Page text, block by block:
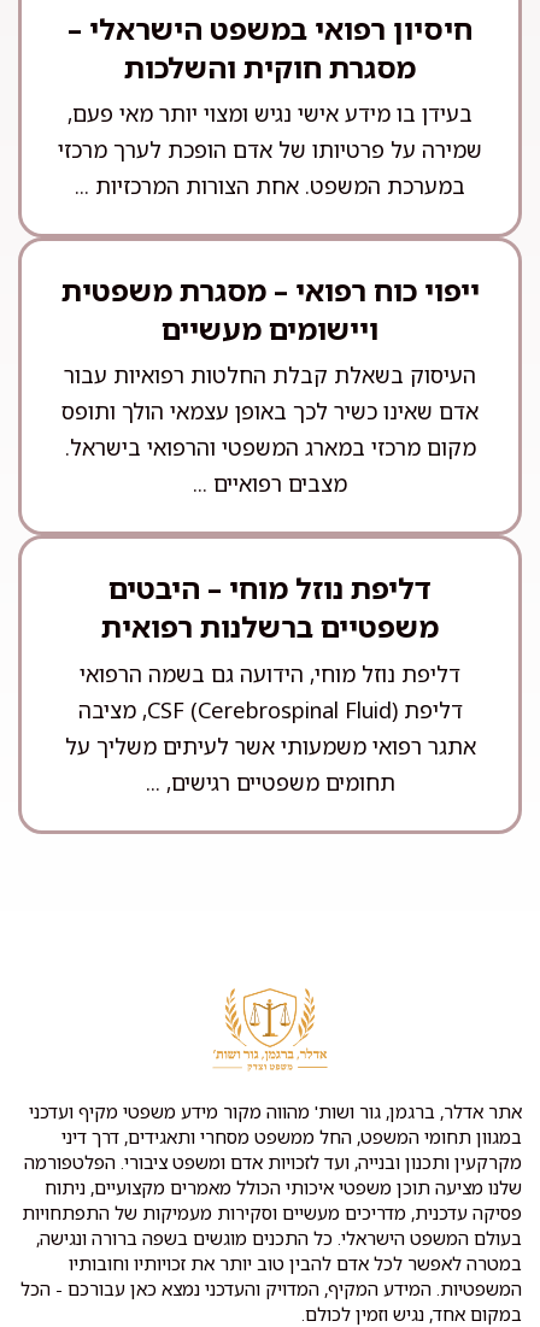
חיסיון רפואי במשפט הישראלי –
מסגרת חוקית והשלכות
בעידן בו מידע אישי נגיש ומצוי יותר מאי פעם,
שמירה על פרטיותו של אדם הופכת לערך מרכזי
במערכת המשפט. אחת הצורות המרכזיות ...
ייפוי כוח רפואי – מסגרת משפטית
ויישומים מעשיים
העיסוק בשאלת קבלת החלטות רפואיות עבור
אדם שאינו כשיר לכך באופן עצמאי הולך ותופס
מקום מרכזי במארג המשפטי והרפואי בישראל.
מצבים רפואיים ...
דליפת נוזל מוחי – היבטים
משפטיים ברשלנות רפואית
דליפת נוזל מוחי, הידועה גם בשמה הרפואי
דליפת CSF (Cerebrospinal Fluid), מציבה
אתגר רפואי משמעותי אשר לעיתים משליך על
תחומים משפטיים רגישים, ...
אתר אדלר, ברגמן, גור ושות' מהווה מקור מידע משפטי מקיף ועדכני
במגוון תחומי המשפט, החל ממשפט מסחרי ותאגידים, דרך דיני
מקרקעין ותכנון ובנייה, ועד לזכויות אדם ומשפט ציבורי. הפלטפורמה
שלנו מציעה תוכן משפטי איכותי הכולל מאמרים מקצועיים, ניתוח
פסיקה עדכנית, מדריכים מעשיים וסקירות מעמיקות של התפתחויות
בעולם המשפט הישראלי. כל התכנים מוגשים בשפה ברורה ונגישה,
במטרה לאפשר לכל אדם להבין טוב יותר את זכויותיו וחובותיו
המשפטיות. המידע המקיף, המדויק והעדכני נמצא כאן עבורכם - הכל
במקום אחד, נגיש וזמין לכולם.